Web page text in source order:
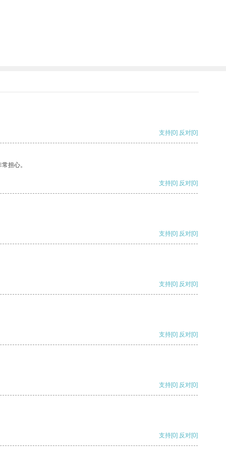
支持[0] 反对[0]
担心。
支持[0] 反对[0]
支持[0] 反对[0]
支持[0] 反对[0]
支持[0] 反对[0]
支持[0] 反对[0]
支持[0] 反对[0]